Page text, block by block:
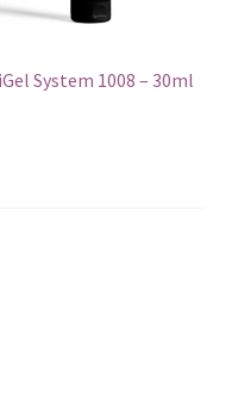
System 1008 – 30ml